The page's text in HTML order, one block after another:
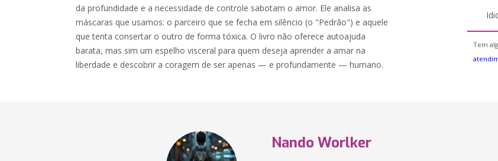
da profundidade e a necessidade de controle sabotam o amor. Ele analisa as
máscaras que usamos: o parceiro que se fecha em silêncio (o "Pedrão") e aquele
que tenta consertar o outro de forma tóxica. O livro não oferece autoajuda
barata, mas sim um espelho visceral para quem deseja aprender a amar na
liberdade e descobrir a coragem de ser apenas — e profundamente — humano.
Tem
Nando Worlker